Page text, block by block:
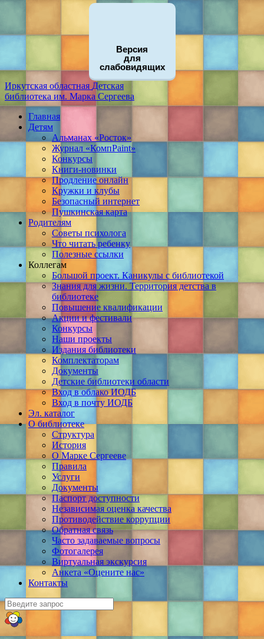
Версия
для
слабовидящих
Иркутская областная Детская
библиотека им. Марка Сергеева
Главная
Детям
Альманах «Росток»
Журнал «КомпPaint»
Конкурсы
Книги-новинки
Продление онлайн
Кружки и клубы
Безопасный интернет
Пушкинская карта
Родителям
Советы психолога
Что читать ребенку
Полезные ссылки
Коллегам
Большой проект. Каникулы с библиотекой
Знания для жизни. Территория детства в
библиотеке
Повышение квалификации
Акции и фестивали
Конкурсы
Наши проекты
Издания библиотеки
Комплектаторам
Документы
Детские библиотеки области
Вход в облако ИОДБ
Вход в почту ИОДБ
Эл. каталог
О библиотеке
Структура
История
О Марке Сергееве
Правила
Услуги
Документы
Паспорт доступности
Независимая оценка качества
Противодействие коррупции
Обратная связь
Часто задаваемые вопросы
Фотогалерея
Виртуальная экскурсия
Анкета «Оцените нас»
Контакты